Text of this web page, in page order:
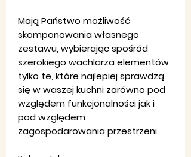
Mają Państwo możliwość
skomponowania własnego
zestawu, wybierając spośród
szerokiego wachlarza elementów
tylko te, które najlepiej sprawdzą
się w waszej kuchni zarówno pod
względem funkcjonalności jak i
pod względem
zagospodarowania przestrzeni.